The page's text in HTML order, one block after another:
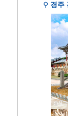
⚲ 경주